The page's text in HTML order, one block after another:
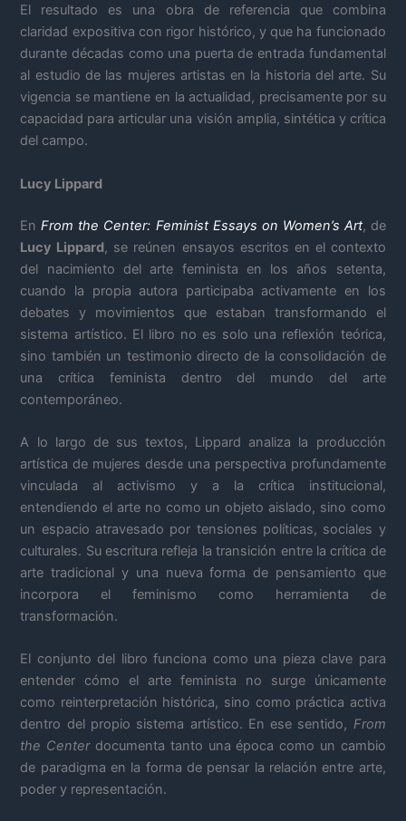
El resultado es una obra de referencia que combina
claridad expositiva con rigor histórico, y que ha funcionado
durante décadas como una puerta de entrada fundamental
al estudio de las mujeres artistas en la historia del arte. Su
vigencia se mantiene en la actualidad, precisamente por su
capacidad para articular una visión amplia, sintética y crítica
del campo.
Lucy Lippard
EnFrom the Center: Feminist Essays on Women’s Art, de
Lucy Lippard, se reúnen ensayos escritos en el contexto
del nacimiento del arte feminista en los años setenta,
cuando la propia autora participaba activamente en los
debates y movimientos que estaban transformando el
sistema artístico. El libro no es solo una reflexión teórica,
sino también un testimonio directo de la consolidación de
una crítica feminista dentro del mundo del arte
contemporáneo.
A lo largo de sus textos, Lippard analiza la producción
artística de mujeres desde una perspectiva profundamente
vinculada al activismo y a la crítica institucional,
entendiendo el arte no como un objeto aislado, sino como
un espacio atravesado por tensiones políticas, sociales y
culturales. Su escritura refleja la transición entre la crítica de
arte tradicional y una nueva forma de pensamiento que
incorpora el feminismo como herramienta de
transformación.
El conjunto del libro funciona como una pieza clave para
entender cómo el arte feminista no surge únicamente
como reinterpretación histórica, sino como práctica activa
dentro del propio sistema artístico. En ese sentido, From
the Centerdocumenta tanto una época como un cambio
de paradigma en la forma de pensar la relación entre arte,
poder y representación.